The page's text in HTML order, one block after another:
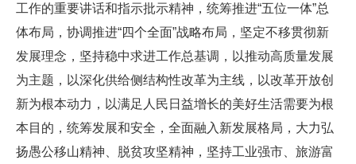
工作的重要讲话和指示批示精神，统筹推进“五位一体”总
体布局，协调推进“四个全面”战略布局，坚定不移贯彻新
发展理念，坚持稳中求进工作总基调，以推动高质量发展
为主题，以深化供给侧结构性改革为主线，以改革开放创
新为根本动力，以满足人民日益增长的美好生活需要为根
本目的，统筹发展和安全，全面融入新发展格局，大力弘
扬愚公移山精神、脱贫攻坚精神，坚持工业强市、旅游富